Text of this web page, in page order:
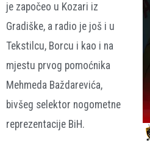
je započeo u Kozari iz
Gradiške, a radio je još i u
Tekstilcu, Borcu i kao i na
mjestu prvog pomoćnika
Mehmeda Baždarevića,
bivšeg selektor nogometne
reprezentacije BiH.